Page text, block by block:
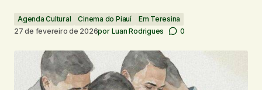
Agenda Cultural Cinema do Piauí
Em Teresina
27 de fevereiro de 2026por Luan Rodrigues 0